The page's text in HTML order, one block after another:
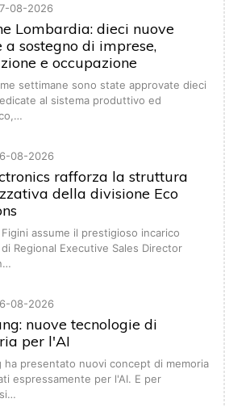
08-2026
Lombardia: dieci nuove
a sostegno di imprese,
e occupazione
settimane sono state approvate dieci
al sistema produttivo ed
08-2026
rafforza la struttura
della divisione Eco
assume il prestigioso incarico
Regional Executive Sales Director
08-2026
nuove tecnologie di
per l'AI
ha presentato nuovi concept di memoria
espressamente per l'AI. E per